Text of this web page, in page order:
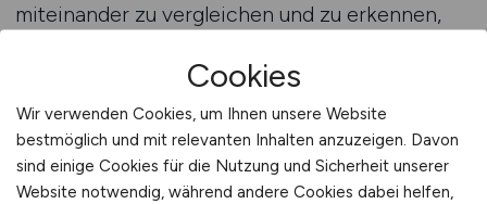
miteinander zu vergleichen und zu erkennen,
überzeugen. Arbeitnehmer aus der Bildung
profitieren besonders davon, weil sie ihr
theoretisches Wissen in ein Umfeld einbringen
können, das durch moderne Technologien und
dynamische Prozesse geprägt ist. Ein Jobfinder
Cookies
Wir verwenden Cookies, um Ihnen unsere Website
bestmöglich und mit relevanten Inhalten anzuzeigen. Davon
sind einige Cookies für die Nutzung und Sicherheit unserer
Website notwendig, während andere Cookies dabei helfen,